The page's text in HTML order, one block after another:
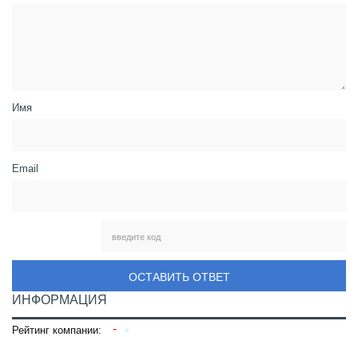
Имя
Email
ОСТАВИТЬ ОТВЕТ
ИНФОРМАЦИЯ
Рейтинг компании: